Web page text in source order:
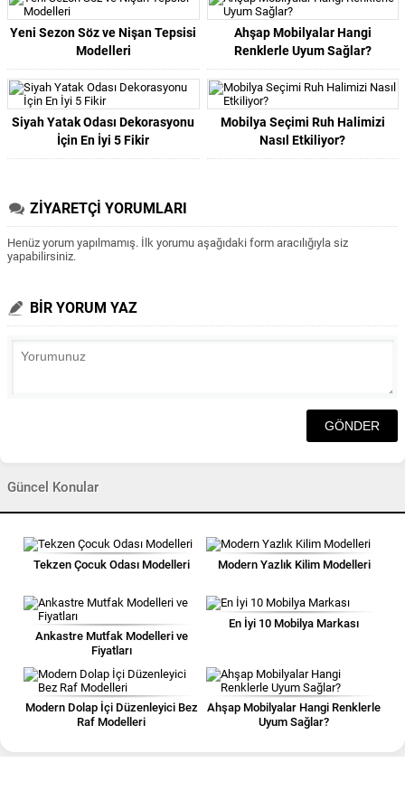
Yeni Sezon Söz ve Nişan Tepsisi
Modelleri
Ahşap Mobilyalar Hangi
Renklerle Uyum Sağlar?
Siyah Yatak Odası Dekorasyonu
İçin En İyi 5 Fikir
Mobilya Seçimi Ruh Halimizi
Nasıl Etkiliyor?
ZİYARETÇİ YORUMLARI
Henüz yorum yapılmamış. İlk yorumu aşağıdaki form aracılığıyla siz
yapabilirsiniz.
BİR YORUM YAZ
Güncel Konular
Tekzen Çocuk Odası Modelleri Modern Yazlık Kilim Modelleri
Ankastre Mutfak Modelleri ve
Fiyatları
En İyi 10 Mobilya Markası
Modern Dolap İçi Düzenleyici Bez
Raf Modelleri
Ahşap Mobilyalar Hangi Renklerle
Uyum Sağlar?